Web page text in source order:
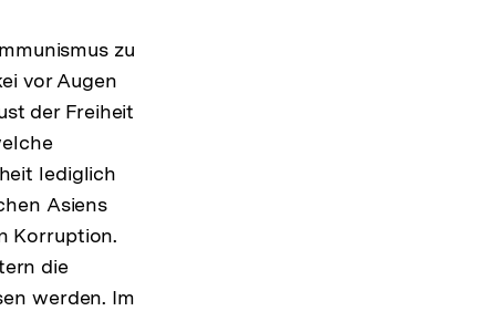
zu
vor Augen
der Freiheit
lediglich
Asiens
Korruption.
die
werden. Im